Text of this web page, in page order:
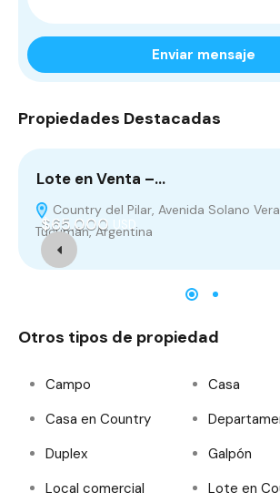
Enviar mensaje
Propiedades Destacadas
Lote en Venta –…
Country del Pilar, Avenida Solano
Tucumán, Argentina
$65.000 USD
Otros tipos de propiedad
Campo
Casa
Casa en Country
Duplex
Galpón
Local comercial
Lote en